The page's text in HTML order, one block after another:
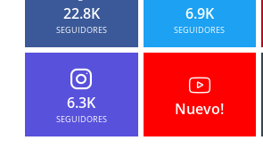
22.8K
SEGUIDORES
6.9K
SEGUIDORES
6.3K
SEGUIDORES
Nuevo!